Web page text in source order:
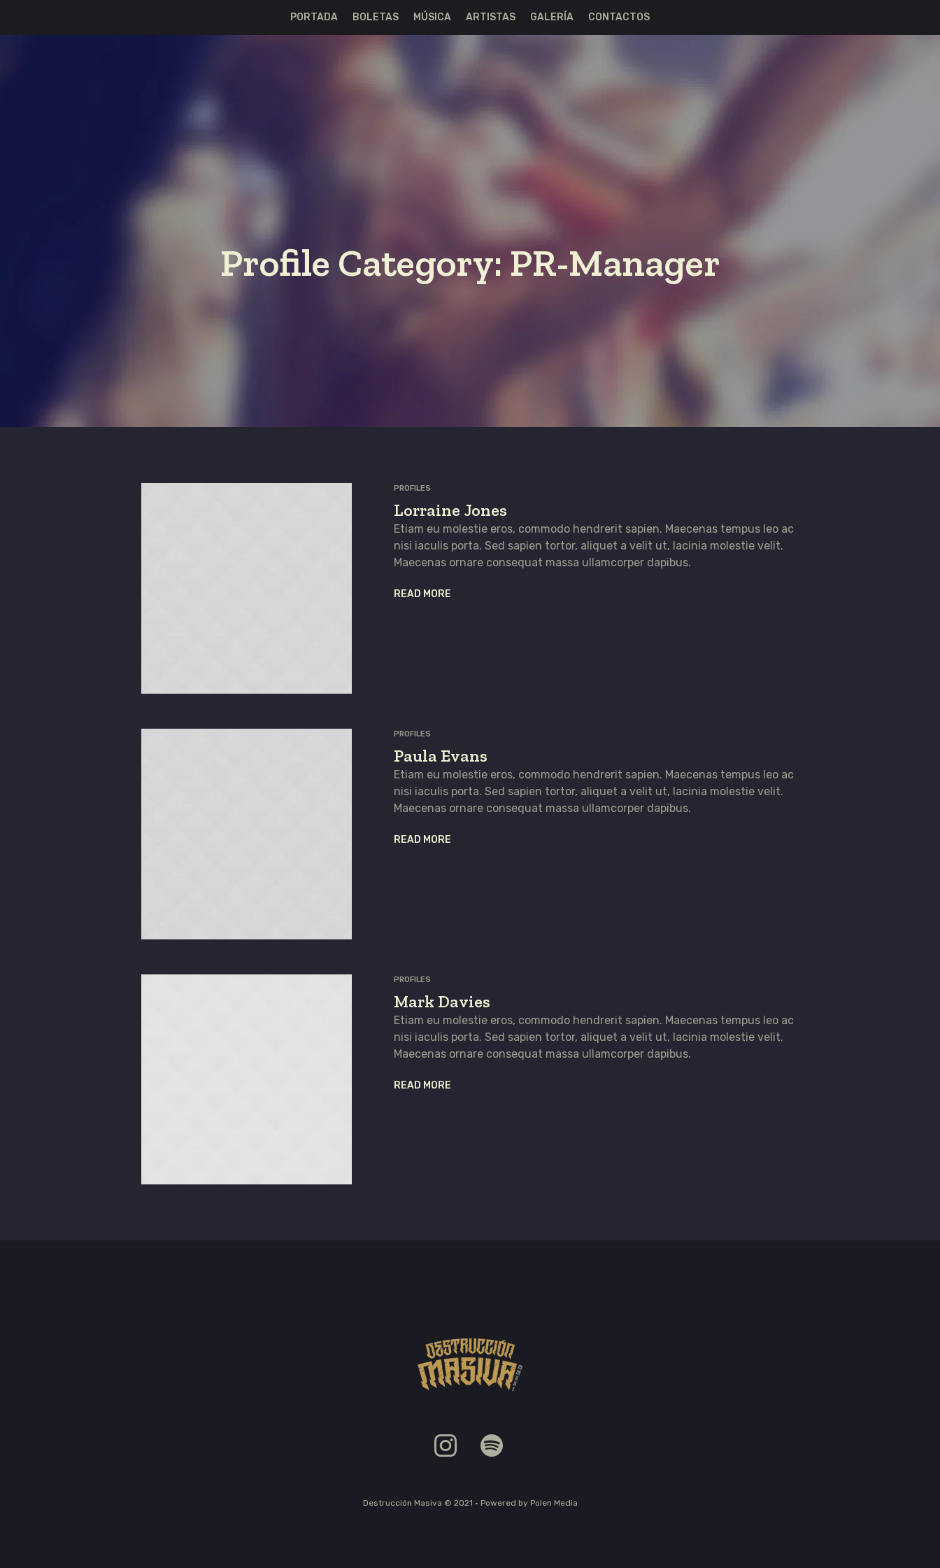
PORTADA BOLETAS MÚSICA ARTISTAS GALERÍA CONTACTOS
Profile Category: PR-Manager
PROFILES
Lorraine Jones
Etiam eu molestie eros, commodo hendrerit sapien. Maecenas tempus leo ac
nisi iaculis porta. Sed sapien tortor, aliquet a velit ut, lacinia molestie velit.
Maecenas ornare consequat massa ullamcorper dapibus.
READ MORE
PROFILES
Paula Evans
Etiam eu molestie eros, commodo hendrerit sapien. Maecenas tempus leo ac
nisi iaculis porta. Sed sapien tortor, aliquet a velit ut, lacinia molestie velit.
Maecenas ornare consequat massa ullamcorper dapibus.
READ MORE
PROFILES
Mark Davies
Etiam eu molestie eros, commodo hendrerit sapien. Maecenas tempus leo ac
nisi iaculis porta. Sed sapien tortor, aliquet a velit ut, lacinia molestie velit.
Maecenas ornare consequat massa ullamcorper dapibus.
READ MORE
Destrucción Masiva © 2021 • Powered by Polen Media